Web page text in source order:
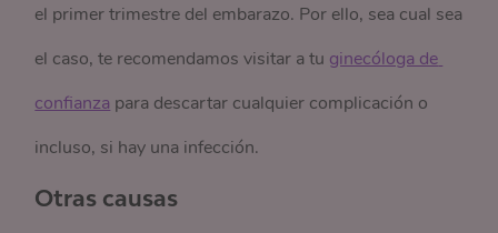
el primer trimestre del embarazo. Por ello, sea cual sea
el caso, te recomendamos visitar a tu ginecóloga de
confianza para descartar cualquier complicación o
incluso, si hay una infección.
Otras causas